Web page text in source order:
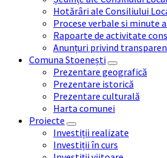
Hotărâri ale Consiliului
Procese verbale si minute
Rapoarte de activitate
Anunțuri privind
Comuna Stoenești
Prezentare geografică
Prezentare istorică
Prezentare culturală
Harta comunei
Proiecte
Investiții realizate
Investiții în curs